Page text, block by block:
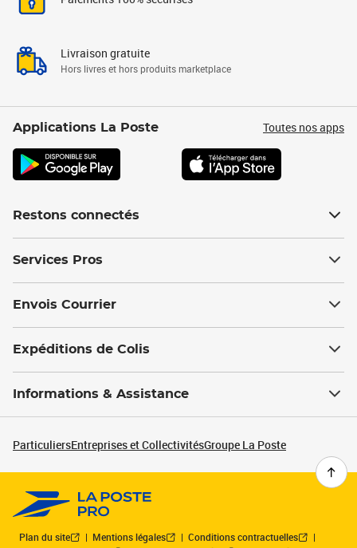
Livraison gratuite
Hors livres et hors produits marketplace
Applications La Poste Toutes nos apps
Restons connectés
Services Pros
Envois Courrier
Expéditions de Colis
Informations & Assistance
ParticuliersEntreprises et CollectivitésGroupe La Poste
Plan du site Mentions légales
Conditions contractuelles